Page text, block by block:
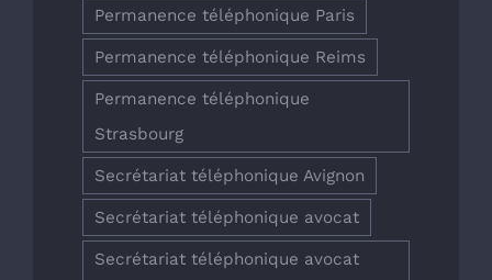
Permanence téléphonique Paris
Permanence téléphonique Reims
Permanence téléphonique
Strasbourg
Secrétariat téléphonique Avignon
Secrétariat téléphonique avocat
Secrétariat téléphonique avocat